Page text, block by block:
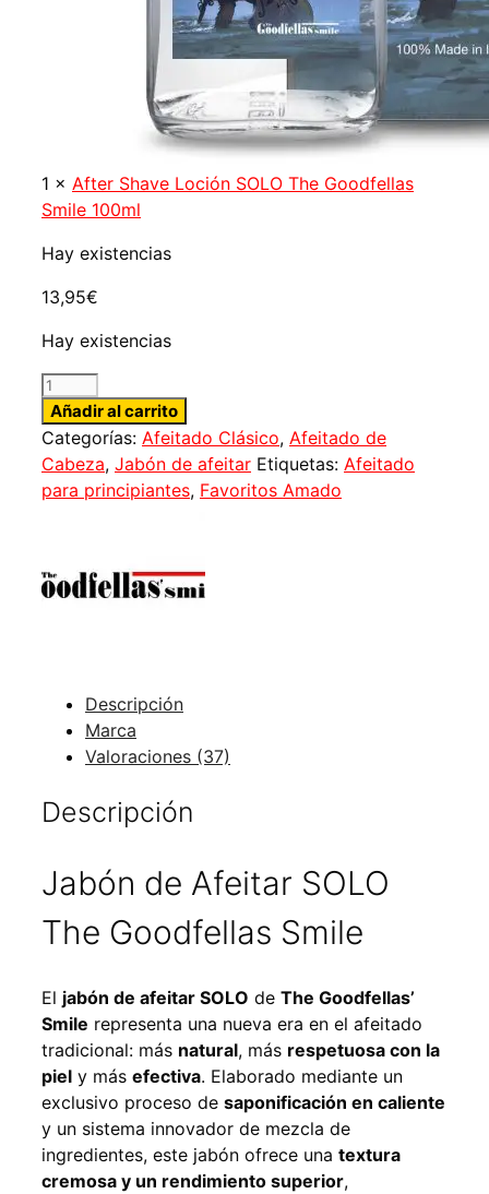
1 × After Shave Loción SOLO The Goodfellas
Smile 100ml
Hay existencias
13,95€
Hay existencias
Jabón
de
Afeitar
SOLO
The
Añadir al carrito
Categorías: Afeitado Clásico, Afeitado de
Cabeza, Jabón de afeitar Etiquetas: Afeitado
para principiantes, Favoritos Amado
Descripción
Marca
Valoraciones (37)
Descripción
Jabón de Afeitar SOLO
The Goodfellas Smile
El jabón de afeitar SOLO de The Goodfellas’
Smile representa una nueva era en el afeitado
tradicional: más natural, más respetuosa con la
piel y más efectiva. Elaborado mediante un
exclusivo proceso de saponificación en caliente
y un sistema innovador de mezcla de
ingredientes, este jabón ofrece una textura
cremosa y un rendimiento superior,